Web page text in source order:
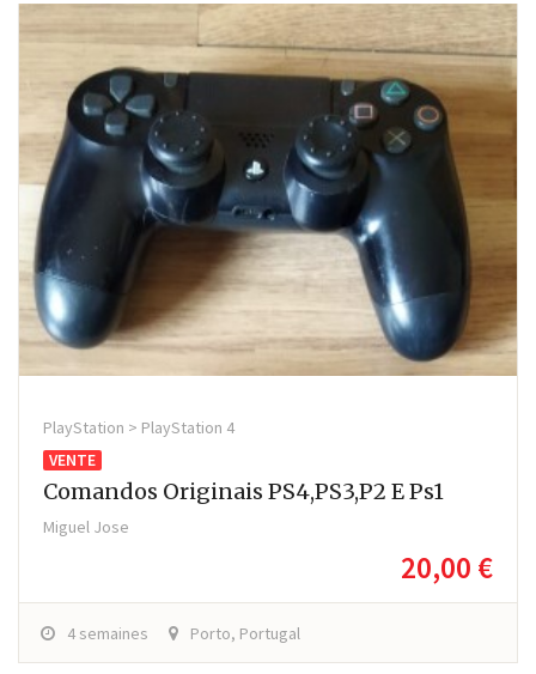
PlayStation > PlayStation 4
VENTE
Comandos Originais PS4,PS3,P2 E Ps1
Miguel Jose
20,00 €
4 semaines Porto, Portugal